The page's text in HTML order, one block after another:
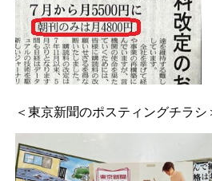
＜東京新聞のポスティングチラシ